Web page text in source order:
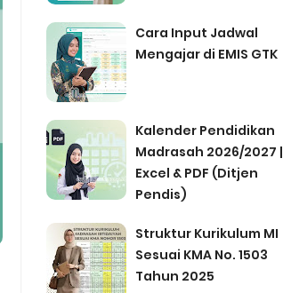
Cara Input Jadwal
Mengajar di EMIS GTK
Kalender Pendidikan
Madrasah 2026/2027 |
Excel & PDF (Ditjen
Pendis)
Struktur Kurikulum MI
Sesuai KMA No. 1503
Tahun 2025